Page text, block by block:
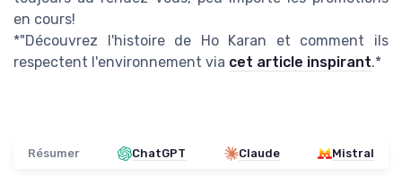
en cours!
*"Découvrez l'histoire de Ho Karan et comment ils
respectent l'environnement via cet article inspirant.*
Résumer ChatGPT Claude Mistral